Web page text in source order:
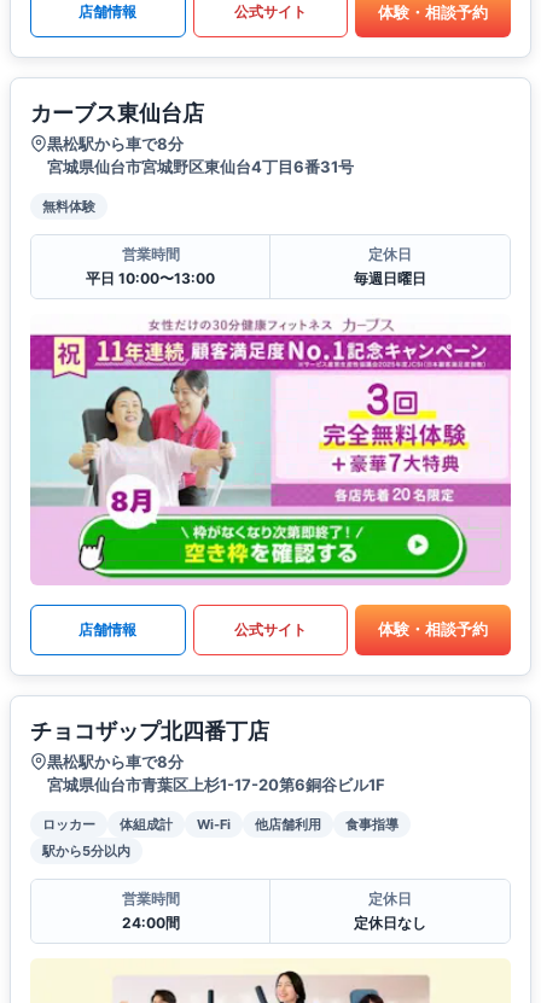
店舗情報 公式サイト 体験・相談予約
カーブス東仙台店
黒松駅から車で8分
宮城県仙台市宮城野区東仙台4丁目6番31号
無料体験
営業時間
平日 10:00〜13:00
定休日
毎週日曜日
店舗情報 公式サイト 体験・相談予約
チョコザップ北四番丁店
黒松駅から車で8分
宮城県仙台市青葉区上杉1-17-20第6銅谷ビル1F
ロッカー 体組成計 Wi-Fi 他店舗利用
食事指導
駅から5分以内
営業時間
24:00間
定休日
定休日なし